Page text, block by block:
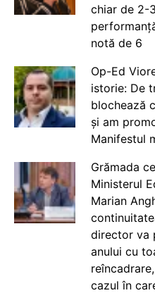
chiar de 2-
notă de 6
Op-Ed
istorie: De
blochează
și am
Manifestul
Grămada
Ministerul
Marian
director va
anului cu
cazul în